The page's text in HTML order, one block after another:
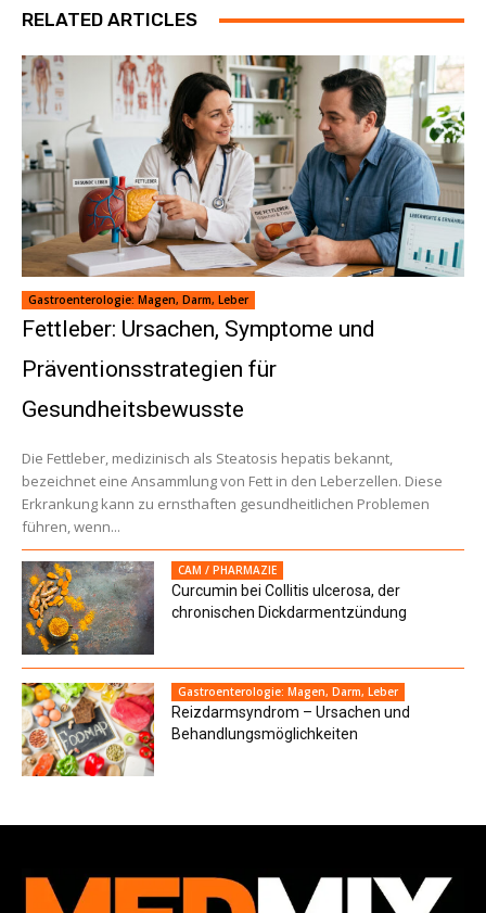
RELATED ARTICLES
Gastroenterologie: Magen, Darm, Leber
Fettleber: Ursachen, Symptome und
Präventionsstrategien für
Gesundheitsbewusste
Die Fettleber, medizinisch als Steatosis hepatis bekannt,
bezeichnet eine Ansammlung von Fett in den Leberzellen. Diese
Erkrankung kann zu ernsthaften gesundheitlichen Problemen
führen, wenn...
CAM / PHARMAZIE
Curcumin bei Collitis ulcerosa, der
chronischen Dickdarmentzündung
Gastroenterologie: Magen, Darm, Leber
Reizdarmsyndrom – Ursachen und
Behandlungsmöglichkeiten